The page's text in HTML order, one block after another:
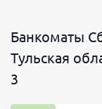
Банкоматы
Тульская
3